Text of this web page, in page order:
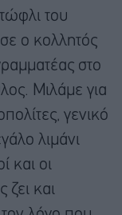
του
ο κολλητός
στο
Μιλάμε για
γενικό
λιμάνι
και οι
και